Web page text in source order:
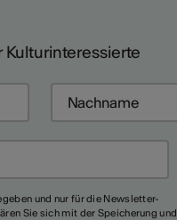
Kulturinteressierte
und nur für die Newsletter-
Sie sich mit der Speicherung und